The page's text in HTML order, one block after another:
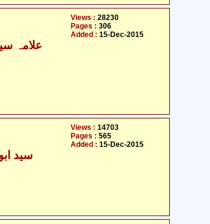
Views : 28230
Pages : 306
Added : 15-Dec-2015
- سید
Views : 14703
Pages : 565
Added : 15-Dec-2015